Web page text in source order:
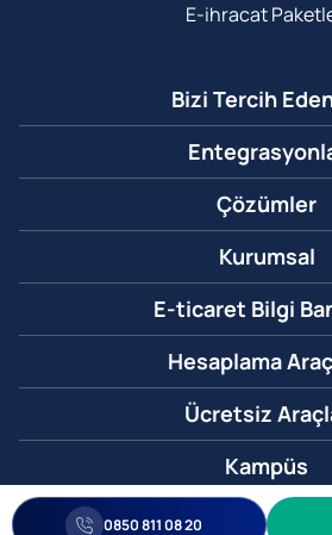
E-ihracat
Bizi Tercih
Çözümler
Kurumsal
E-ticaret Bilgi
Hesaplama
Ücretsiz
Kampüs
0850 811 08 20
0850 811 08 20